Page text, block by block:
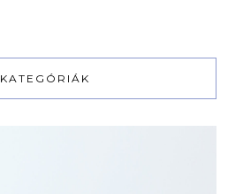
KATEGÓRIÁK